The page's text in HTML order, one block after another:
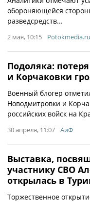
обороняющейся
разведсредств...
2 мая, 10:15
Подоляка:
и Корчаковки
Военный блогер
Новодмитровки и
российских войск на
30 апреля, 11:07 АиФ
Выставка,
участнику СВО
открылась в
Торжественное